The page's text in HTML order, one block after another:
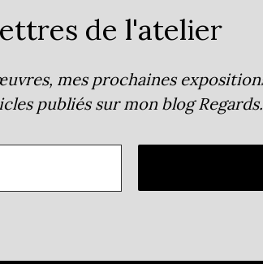
de l'atelier
mes prochaines
publiés sur mon blogRegards.